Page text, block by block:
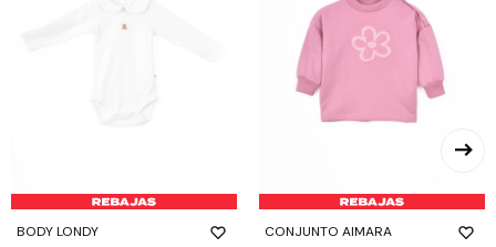
BODY LONDY CONJUNTO AIMARA